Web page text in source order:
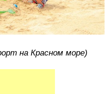
на Красном море)